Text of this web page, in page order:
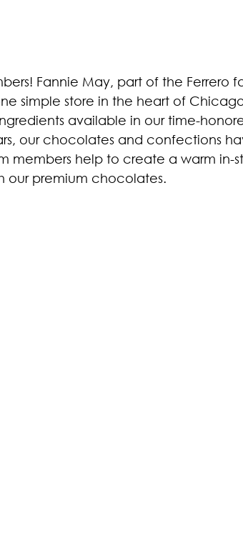
Fannie May, part of the Ferrero
simple store in the heart of
available in our time-
our chocolates and confections
members help to create a warm in-
our premium chocolates.